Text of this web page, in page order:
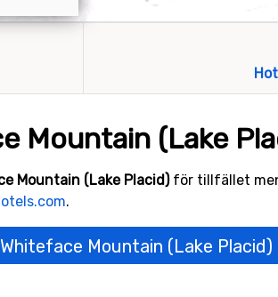
Mountain (Lake
Mountain (Lake Placid)för tillfället
.
Mountain (Lake Placid)